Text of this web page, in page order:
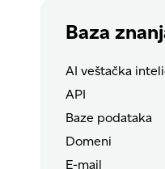
Baza
AI veštačka
API
Baze podataka
Domeni
E-mail